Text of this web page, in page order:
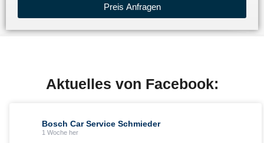
Preis Anfragen
Aktuelles von Facebook:
Bosch Car Service Schmieder
1 Woche her